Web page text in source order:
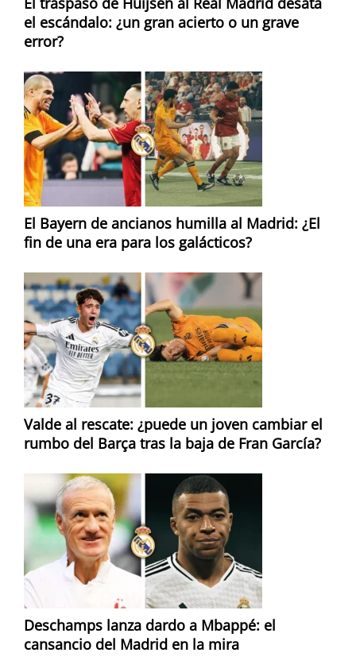
el escándalo: ¿un gran acierto o un grave
error?
El Bayern de ancianos humilla al Madrid: ¿El
fin de una era para los galácticos?
Valde al rescate: ¿puede un joven cambiar el
rumbo del Barça tras la baja de Fran García?
Deschamps lanza dardo a Mbappé: el
cansancio del Madrid en la mira